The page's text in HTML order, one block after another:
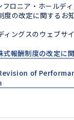
ロニア・ホールデ
度の改定に関するお
ィングスのウェブサ
式報酬制度の改定に
of